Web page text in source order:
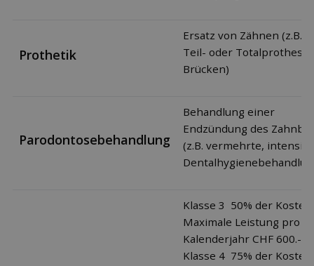
Prothetik
Ersatz von Zähnen (z.B.
Teil- oder
Brücken)
Parodontosebehandlung
Behandlung einer
Endzündung des
(z.B. vermehrte, intensive
Klasse 3 50% der Kosten,
Maximale Leistung pro
Kalenderjahr CHF 600.-
Klasse 4 75% der Kosten,